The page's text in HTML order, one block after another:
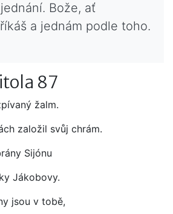
Bože, ať
a jednám podle toho.
87
žalm.
založil svůj chrám.
Sijónu
Jákobovy.
jsou v tobě,